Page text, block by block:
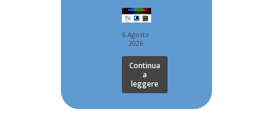
6 Agosto
2026
Continua
a
leggere